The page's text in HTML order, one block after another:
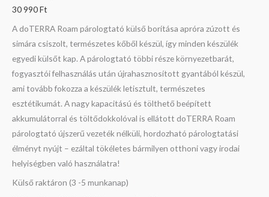
30 990Ft
A doTERRA Roam párologtató külső borítása apróra zúzott és
simára csiszolt, természetes kőből készül, így minden készülék
egyedi külsőt kap. A párologtató többi része környezetbarát,
fogyasztói felhasználás után újrahasznosított gyantából készül,
ami tovább fokozza a készülék letisztult, természetes
esztétikumát. A nagy kapacitású és tölthető beépített
akkumulátorral és töltődokkolóval is ellátott doTERRA Roam
párologtató újszerű vezeték nélküli, hordozható párologtatási
élményt nyújt – ezáltal tökéletes bármilyen otthoni vagy irodai
helyiségben való használatra!
Külső raktáron (3 -5 munkanap)